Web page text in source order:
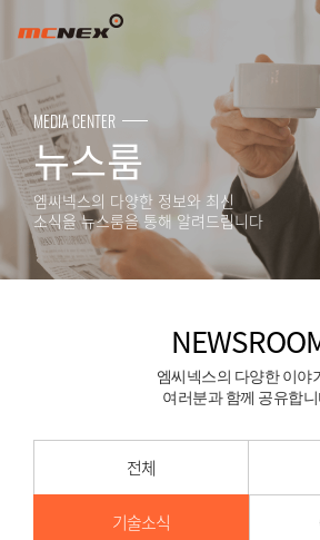
NEWSROOM
MEDIA CENTER
뉴스룸
엠씨넥스의 다양한 정보와 최신
소식을 뉴스룸을 통해 알려드립니다
엠씨넥스의 다양한 이야
여러분과 함께 공유합
전체
기술소식